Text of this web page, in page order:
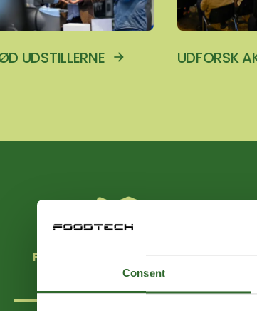
Consent
UDSTILLERNE UDFORSK
FÅ OVERBLIK OVER HALLERNE